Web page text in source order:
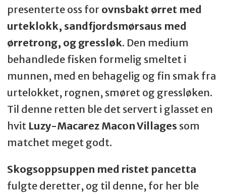
presenterte oss for ovnsbakt ørret med
urteklokk, sandfjordsmørsaus med
ørretrong, og gressløk. Den medium
behandlede fisken formelig smeltet i
munnen, med en behagelig og fin smak fra
urtelokket, rognen, smøret og gressløken.
Til denne retten ble det servert i glasset en
hvit Luzy-Macarez Macon Villages som
matchet meget godt.
Skogsoppsuppen med ristet pancetta
fulgte deretter, og til denne, for her ble